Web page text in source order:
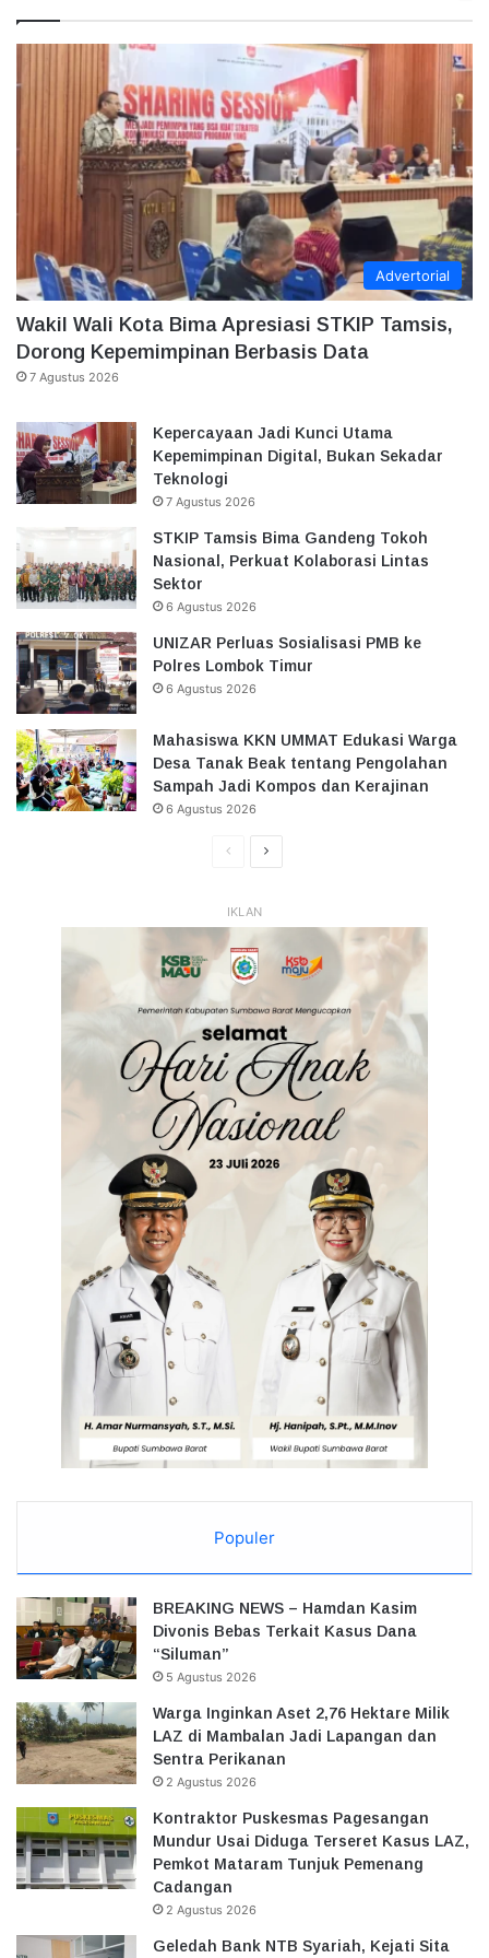
Advertorial
Wakil Wali Kota Bima Apresiasi STKIP Tamsis,
Dorong Kepemimpinan Berbasis Data
7 Agustus 2026
Kepercayaan Jadi Kunci Utama
Kepemimpinan Digital, Bukan Sekadar
Teknologi
7 Agustus 2026
STKIP Tamsis Bima Gandeng Tokoh
Nasional, Perkuat Kolaborasi Lintas
Sektor
6 Agustus 2026
UNIZAR Perluas Sosialisasi PMB ke
Polres Lombok Timur
6 Agustus 2026
Mahasiswa KKN UMMAT Edukasi Warga
Desa Tanak Beak tentang Pengolahan
Sampah Jadi Kompos dan Kerajinan
6 Agustus 2026
HalamanHalaman
IKLAN
Populer
BREAKING NEWS – Hamdan Kasim
Divonis Bebas Terkait Kasus Dana
“Siluman”
5 Agustus 2026
Warga Inginkan Aset 2,76 Hektare Milik
LAZ di Mambalan Jadi Lapangan dan
Sentra Perikanan
2 Agustus 2026
Kontraktor Puskesmas Pagesangan
Mundur Usai Diduga Terseret Kasus LAZ,
Pemkot Mataram Tunjuk Pemenang
Cadangan
2 Agustus 2026
Geledah Bank NTB Syariah, Kejati Sita